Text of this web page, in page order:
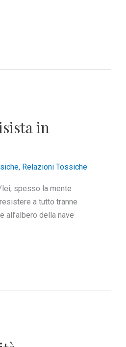
in
, Relazioni Tossiche
lei, spesso la mente
a tutto tranne
all’albero della nave